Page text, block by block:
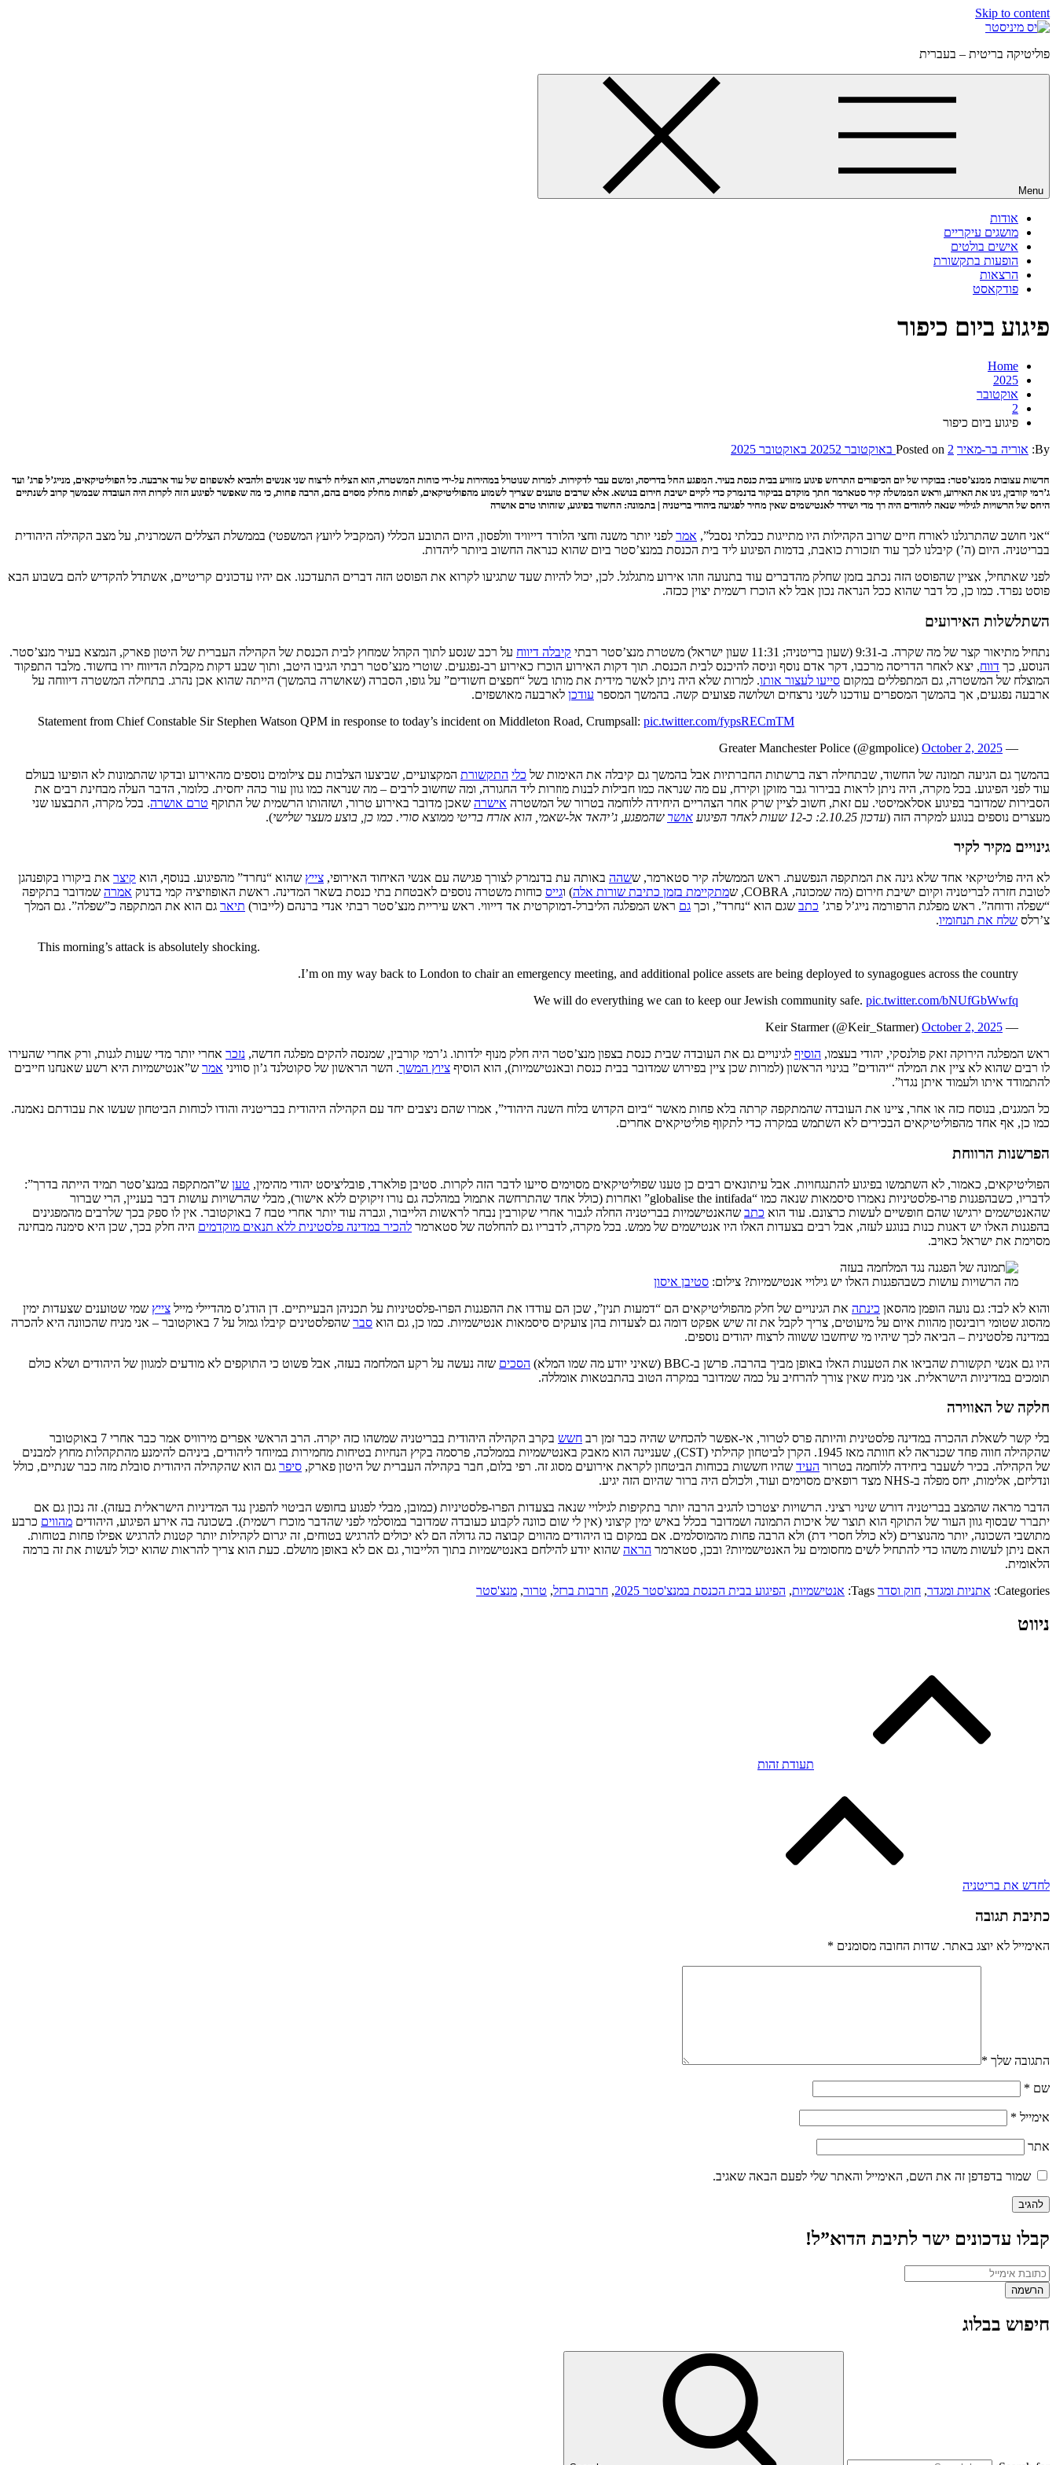
Skip to content
פוליטיקה בריטית – בעברית
Menu
אודות
מושגים עיקריים
אישים בולטים
הופעות בתקשורת
הרצאות
פודקאסט
פיגוע ביום כיפור
Home
2025
אוקטובר
2
פיגוע ביום כיפור
By: אוריה בר-מאיר Posted on 2 באוקטובר 2025 2 באוקטובר 2025
חדשות עצובות ממנצ’סטר: בבוקרו של יום הכיפורים התרחש פיגוע מזוויע בבית כנסת בעיר. המפגע החל בדריסה, ומשם עבר לדקירות. למרות שנוטרל במהירות על-ידי כוחות המשטרה, הוא הצליח לרצוח שני אנשים ולהביא לאשפוזם של עוד ארבעה. כל הפוליטיקאים, מנייג’ל פרג’ ועד
ג’רמי קורבין, גינו את האירוע, וראש הממשלה קיר סטארמר חתך מוקדם בביקור בדנמרק כדי לקיים ישיבת חירום בנושא. אלא שרבים טוענים שצריך לשמוע מהפוליטיקאים, לפחות מחלק מסוים בהם, הרבה פחות, כי מה שאפשר לפיגוע הזה לקרות היה העובדה שבמשך קרוב לשנתיים
היחס של הרשויות לגילויי שנאה ליהודים היה רך מדי ושידר לאנטישמים שאין מחיר לפגיעה ביהודי בריטניה | בתמונה: החשוד בפיגוע, שזהותו טרם אושרה
“אני חושב שהתרגלנו לאורח חיים שרוב הקהילות היו מתייגות כבלתי נסבל”, אמר לפני יותר משנה וחצי הלורד דייוויד וולפסון, היום התובע הכללי (המקביל ליועץ המשפטי) בממשלת הצללים השמרנית, על מצב הקהילה היהודית
בבריטניה. היום (ה’) קיבלנו לכך עוד תזכורת כואבת, בדמות הפיגוע ליד בית הכנסת במנצ’סטר ביום שהוא כנראה החשוב ביותר ליהדות.
לפני שאתחיל, אציין שהפוסט הזה נכתב בזמן שחלק מהדברים עוד בתנועה וזהו אירוע מתגלגל. לכן, יכול להיות שעד שתגיעו לקרוא את הפוסט הזה דברים התעדכנו. אם יהיו עדכונים קריטיים, אשתדל להקדיש להם בשבוע הבא
פוסט נפרד. כמו כן, כל דבר שהוא ככל הנראה נכון אבל לא הוכרז רשמית יצוין ככזה.
השתלשלות האירועים
נתחיל מתיאור קצר של מה שקרה. ב-9:31 (שעון בריטניה; 11:31 שעון ישראל) משטרת מנצ’סטר רבתי קיבלה דיווח על רכב שנסע לתוך הקהל שמחוץ לבית הכנסת של הקהילה העברית של היטון פארק, הנמצא בעיר מנצ’סטר.
הנוסע, כך דווח, יצא לאחר הדריסה מרכבו, דקר אדם נוסף וניסה להיכנס לבית הכנסת. תוך דקות האירוע הוכרז כאירוע רב-נפגעים. שוטרי מנצ’סטר רבתי הגיבו היטב, ותוך שבע דקות מקבלת הדיווח ירו בחשוד. מלבד התפקוד
המוצלח של המשטרה, גם המתפללים במקום סייעו לעצור אותו. למרות שלא היה ניתן לאשר מידית את מותו בשל “חפצים חשודים” על גופו, הסברה (שאושרה בהמשך) הייתה שהוא אכן נהרג. בתחילה המשטרה דיווחה על
ארבעה נפגעים, אך בהמשך המספרים עודכנו לשני נרצחים ושלושה פצועים קשה. בהמשך המספר עודכן לארבעה מאושפזים.
Statement from Chief Constable Sir Stephen Watson QPM in response to today’s incident on Middleton Road, Crumpsall: pic.twitter.com/fypsRECmTM
— Greater Manchester Police (@gmpolice)
October 2, 2025
בהמשך גם הגיעה תמונה של החשוד, שבתחילה רצה ברשתות החברתיות אבל בהמשך גם קיבלה את האימות של כלי התקשורת המקצועיים, שביצעו הצלבות עם צילומים נוספים מהאירוע ובדקו שהתמונות לא הופיעו בעולם
עוד לפני הפיגוע. בכל מקרה, היה ניתן לראות בבירור גבר מזוקן וקירח, עם מה שנראה כמו חבילות לבנות מוזרות ליד החגורה, ומה שחשוב לרבים – מה שנראה כמו גוון עור כהה יחסית. כלומר, הדבר העלה מבחינת רבים את
הסבירות שמדובר בפיגוע אסלאמיסטי. עם זאת, חשוב לציין שרק אחר הצהריים היחידה ללוחמה בטרור של המשטרה אישרה שאכן מדובר באירוע טרור, ושזהותו הרשמית של התוקף טרם אושרה. בכל מקרה, התבצעו שני
מעצרים נוספים בנוגע למקרה הזה (עדכון 2.10.25: כ-12 שעות לאחר הפיגוע אושר שהמפגע, ג’יהאד אל-שאמי, הוא אזרח בריטי ממוצא סורי. כמו כן, בוצע מעצר שלישי).
גינויים מקיר לקיר
לא היה פוליטיקאי אחד שלא גינה את המתקפה הנפשעת. ראש הממשלה קיר סטארמר, ששהה באותה עת בדנמרק לצורך פגישה עם אנשי האיחוד האירופי, צייץ שהוא “נחרד” מהפיגוע. בנוסף, הוא קיצר את ביקורו בקופנהגן
לטובת חזרה לבריטניה וקיום ישיבת חירום (מה שמכונה, COBRA, ש
מתקיימת בזמן כתיבת שורות אלה) וגייס כוחות משטרה נוספים לאבטחת בתי כנסת בשאר המדינה. ראשת האופוזיציה קמי בדנוק אמרה שמדובר בתקיפה
“שפלה ודוחה”. ראש מפלגת הרפורמה נייג’ל פרג’ כתב שגם הוא “נחרד”, וכך גם ראש המפלגה הליברל-דמוקרטית אד דייווי. ראש עיריית מנצ’סטר רבתי אנדי ברנהם (לייבור) תיאר גם הוא את המתקפה כ”שפלה”. גם המלך
צ’רלס שלח את תנחומיו.
This morning’s attack is absolutely shocking.
I’m on my way back to London to chair an emergency meeting, and additional police assets are being deployed to synagogues across the country.
We will do everything we can to keep our Jewish community safe. pic.twitter.com/bNUfGbWwfq
— Keir Starmer (@Keir_Starmer)
October 2, 2025
ראש המפלגה הירוקה זאק פולנסקי, יהודי בעצמו, הוסיף לגינויים גם את העובדה שבית כנסת בצפון מנצ’סטר היה חלק מנוף ילדותו. ג’רמי קורבין, שמנסה להקים מפלגה חדשה, נזכר אחרי יותר מדי שעות לגנות, ורק אחרי שהעירו
לו רבים שהוא לא ציין את המילה “יהודים” בגינוי הראשון (למרות שכן ציין בפירוש שמדובר בבית כנסת ובאנטישמיות), הוא הוסיף ציוץ המשך. השר הראשון של סקוטלנד ג’ון סוויני אמר ש”אנטישמיות היא רשע שאנחנו חייבים
להתמודד איתו ולעמוד איתן נגדו”.
כל המגנים, בנוסח כזה או אחר, ציינו את העובדה שהמתקפה קרתה בלא פחות מאשר “ביום הקדוש בלוח השנה היהודי”, אמרו שהם ניצבים יחד עם הקהילה היהודית בבריטניה והודו לכוחות הביטחון שעשו את עבודתם נאמנה.
כמו כן, אף אחד מהפוליטיקאים הבכירים לא השתמש במקרה כדי לתקוף פוליטיקאים אחרים.
הפרשנות הרווחת
הפוליטיקאים, כאמור, לא השתמשו בפיגוע להתנגחויות. אבל עיתונאים רבים כן טענו שפוליטיקאים מסוימים סייעו לדבר הזה לקרות. סטיבן פולארד, פובליציסט יהודי מהימין, טען ש”המתקפה במנצ’סטר תמיד הייתה בדרך”:
לדבריו, כשבהפגנות פרו-פלסטיניות נאמרו סיסמאות שנאה כמו “globalise the intifada” ואחרות (כולל אחד שהתרחשה אתמול במהלכה גם נורו זיקוקים ללא אישור), מבלי שהרשויות עושות דבר בעניין, הרי שברור
שהאנטישמים ירגישו שהם חופשיים לעשות כרצונם. עוד הוא כתב
שהאנטישמיות בבריטניה החלה לגבור אחרי שקורבין נבחר לראשות הלייבור, וגברה עוד יותר אחרי טבח 7 באוקטובר. אין לו ספק בכך שלרבים מהמפגינים
בהפגנות האלו יש דאגות כנות בנוגע לעזה, אבל רבים בצעדות האלו היו אנטישמים של ממש. בכל מקרה, לדבריו גם להחלטה של סטארמר להכיר במדינה פלסטינית ללא תנאים מוקדמים היה חלק בכך, שכן היא סימנה מבחינה
מסוימת את ישראל כאויב.
מה הרשויות עושות כשבהפגנות האלו יש גילויי אנטישמיות? צילום: סטיבן איסון
והוא לא לבד: גם נועה הופמן מהסאן כינתה את הגינויים של חלק מהפוליטיקאים הם “דמעות תנין”, שכן הם עודדו את ההפגנות הפרו-פלסטיניות על תכניהן הבעייתיים. דן הודג’ס מהדיילי מייל צייץ שמי שטוענים שצעדות ימין
מהסוג שטומי רובינסון מהוות איום על מיעוטים, צריך לקבל את זה שיש אפקט דומה גם לצעדות בהן צועקים סיסמאות אנטישמיות. כמו כן, גם הוא סבר
שהפלסטינים קיבלו גמול על 7 באוקטובר – אני מניח שהכוונה היא להכרה
במדינה פלסטינית – הביאה לכך שיהיו מי שיחשבו ששווה לרצוח יהודים נוספים.
היו גם אנשי תקשורת שהביאו את הטענות האלו באופן מביך בהרבה. פרשן ב-BBC (שאיני יודע מה שמו המלא)
הסכים שזה נעשה על רקע המלחמה בעזה, אבל פשוט כי התוקפים לא מודעים למגוון של היהודים ושלא כולם
תומכים במדיניות הישראלית. אני מניח שאין צורך להרחיב על כמה שמדובר במקרה הטוב בהתבטאות אומללה.
חלקה של האווירה
בלי קשר לשאלת ההכרה במדינה פלסטינית והיותה פרס לטרור, אי-אפשר להכחיש שהיה כבר זמן רב חשש
בקרב הקהילה היהודית בבריטניה שמשהו כזה יקרה. הרב הראשי אפרים מירוויס אמר כבר אחרי 7 באוקטובר
שהקהילה חווה פחד שכנראה לא חוותה מאז 1945. הקרן לביטחון קהילתי (CST), שעניינה הוא מאבק באנטישמיות בממלכה, פרסמה בקיץ הנחיות בטיחות מחמירות במיוחד ליהודים, ביניהם להימנע מהתקהלות מחוץ למבנים
של הקהילה. בכיר לשעבר ביחידה ללוחמה בטרור העיד שהיו חששות בכוחות הביטחון לקראת אירועים מסוג זה. רפי בלום, חבר בקהילה העברית של היטון פארק, סיפר גם הוא שהקהילה היהודית סובלת מזה כבר שנתיים, כולל
ונדליזם, אלימות, יחס מפלה ב-NHS מצד רופאים מסוימים ועוד, ולכולם היה ברור שהיום הזה יגיע.
הדבר מראה שהמצב בבריטניה דורש שינוי רציני. הרשויות יצטרכו להגיב הרבה יותר בתקיפות לגילויי שנאה בצעדות הפרו-פלסטיניות (כמובן, מבלי לפגוע בחופש הביטוי להפגין נגד המדיניות הישראלית בעזה). זה נכון גם אם
יתברר שבסוף גוון העור של התוקף הוא תוצר של איכות התמונה ושמדובר בכלל באיש ימין קיצוני (אין לי שום כוונה לקבוע כעובדה שמדובר במוסלמי לפני שהדבר מוכרז רשמית). בשכונה בה אירע הפיגוע, היהודים מהווים כרבע
מתושבי השכונה, יותר מהנוצרים (לא כולל חסרי דת) ולא הרבה פחות מהמוסלמים. אם במקום בו היהודים מהווים קבוצה כה גדולה הם לא יכולים להרגיש בטוחים, זה יגרום לקהילות יותר קטנות להרגיש אפילו פחות בטוחות.
האם ניתן לעשות משהו כדי להתחיל לשים מחסומים על האנטישמיות? ובכן, סטארמר הראה שהוא יודע להילחם באנטישמיות בתוך הלייבור, גם אם לא באופן מושלם. כעת הוא צריך להראות שהוא יכול לעשות את זה ברמה
הלאומית.
Categories: אתניות ומגדר, חוק וסדר Tags: אנטישמיות, הפיגוע בבית הכנסת במנצ'סטר 2025 , חרבות ברזל, טרור, מנצ'סטר
ניווט
תעודת זהות
לחדש את בריטניה
כתיבת תגובה
האימייל לא יוצג באתר. שדות החובה מסומנים *
התגובה שלך *
שם *
אימייל *
אתר
שמור בדפדפן זה את השם, האימייל והאתר שלי לפעם הבאה שאגיב.
קבלו עדכונים ישר לתיבת הדוא”ל!
חיפוש בבלוג